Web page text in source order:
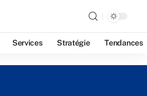
Services Stratégie Tendances